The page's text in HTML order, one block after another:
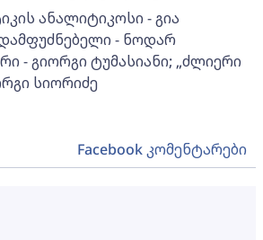
ანალიტიკოსი - გია
- ნოდარ
- გიორგი ტუმასიანი; „ძლიერი
სიორიძე
Facebook კომენტარები